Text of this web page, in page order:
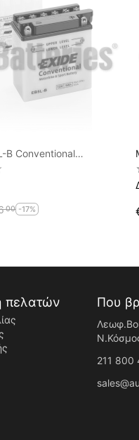
B Conventional
Sport Battery EB5L-B
00 -17%
πελατών Που
211 800